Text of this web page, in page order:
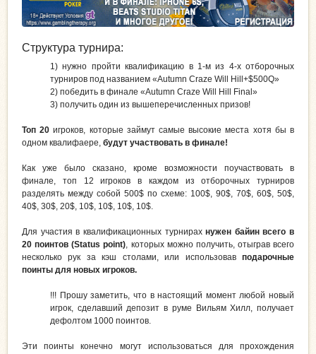
Структура турнира:
1) нужно пройти квалификацию в 1-м из 4-х отборочных
турниров под названием «Autumn Craze Will Hill+$500Q»
2) победить в финале «Autumn Craze Will Hill Final»
3) получить один из вышеперечисленных призов!
Топ 20игроков, которые займут самые высокие места хотя бы в
одном квалифаере, будут участвовать в финале!
Как уже было сказано, кроме возможности поучаствовать в
финале, топ 12 игроков в каждом из отборочных турниров
разделять между собой 500$ по схеме: 100$, 90$, 70$, 60$, 50$,
40$, 30$, 20$, 10$, 10$, 10$, 10$.
Для участия в квалификационных турнирахнужен байин всего в
20 поинтов (Status point), которых можно получить, отыграв всего
несколько рук за кэш столами, или использовав подарочные
поинты для новых игроков.
!!! Прошу заметить, что в настоящий момент любой новый
игрок, сделавший депозит в руме Вильям Хилл, получает
дефолтом 1000 поинтов.
Эти поинты конечно могут использоваться для прохождения